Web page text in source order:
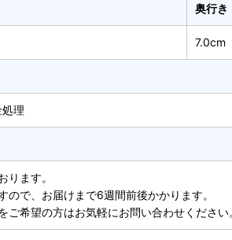
奥行き
7.0cm
理
ります。
ので、お届けまで6週間前後かかります。
ご希望の方はお気軽にお問い合わせください